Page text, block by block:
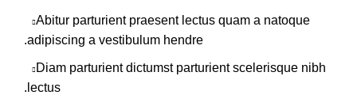
Abitur parturient praesent lectus quam a natoque
adipiscing a vestibulum hendre.
Diam parturient dictumst parturient scelerisque nibh
lectus.